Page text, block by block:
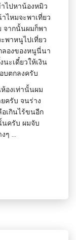
ไปหาน้องหมิว
ไหมจะพาเที่ยว
จากนั้นผมก็พา
พาหนูไปเที่ยว
ลองของหนูนี่นา
ะเดี๋ยวให้เงิน
บตกลงครับ
องเท่านั้นผม
ครับ จนร่าง
เกินไร้ขนอีก
นครับ ผมจับ
ๆ …